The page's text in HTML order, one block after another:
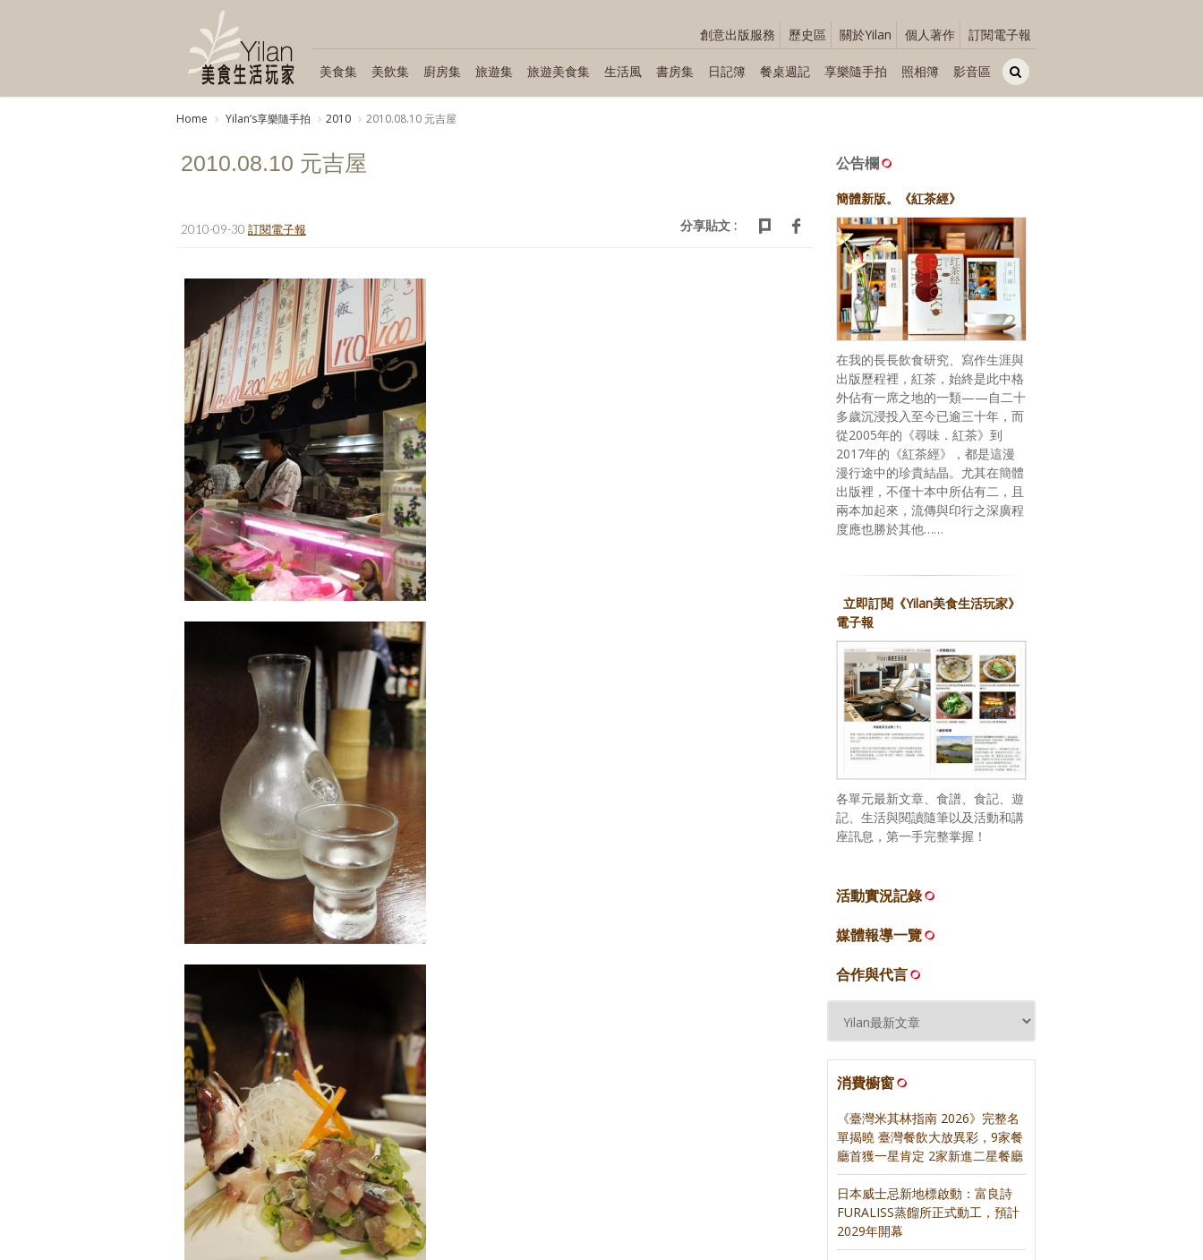
創意出版服務 歷史區 關於Yilan 個人著作 訂閱電子報
美食集 美飲集 廚房集 旅遊集 旅遊美食集 生活風 書房集 日記簿 餐桌週記 享樂隨手拍 照相簿 影音區
Home Yilanʼs享樂隨手拍 2010 2010.08.10 元吉屋
2010.08.10 元吉屋
2010-09-30 訂閱電子報 分享貼文 :
公告欄
簡體新版。《紅茶經》
在我的長長飲食研究、寫作生涯與
出版歷程裡，紅茶，始終是此中格
外佔有一席之地的一類——自二十
多歲沉浸投入至今已逾三十年，而
從2005年的《尋味．紅茶》到
2017年的《紅茶經》，都是這漫
漫行途中的珍貴結晶。尤其在簡體
出版裡，不僅十本中所佔有二，且
兩本加起來，流傳與印行之深廣程
度應也勝於其他……
立即訂閱《Yilan美食生活玩家》
電子報
各單元最新文章、食譜、食記、遊
記、生活與閱讀隨筆以及活動和講
座訊息，第一手完整掌握！
活動實況記錄
媒體報導一覽
合作與代言
消費櫥窗
《臺灣米其林指南 2026》完整名
單揭曉 臺灣餐飲大放異彩，9家餐
廳首獲一星肯定 2家新進二星餐廳
日本威士忌新地標啟動：富良詩
FURALISS蒸餾所正式動工，預計
2029年開幕